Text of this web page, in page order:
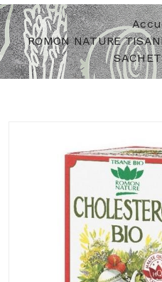
ROMON NATURE